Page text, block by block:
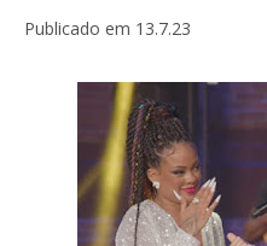
Publicado em 13.7.23